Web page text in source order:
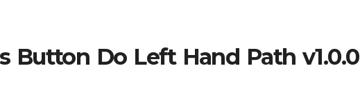
Button Do Left Hand Path v1.0.0